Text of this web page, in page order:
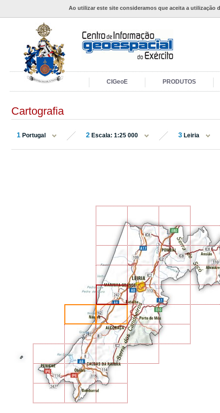
Ao utilizar este site consideramos que aceita a utilização
CIGeoE PRODUTOS
Cartografia
1 Portugal 2 Escala: 1:25 000 3 Leiria